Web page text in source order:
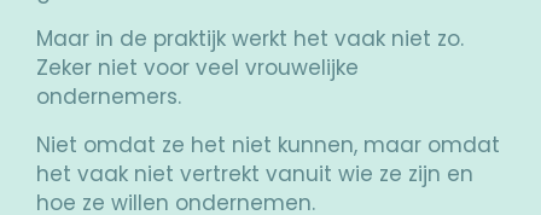
Maar in de praktijk werkt het vaak niet zo.
Zeker niet voor veel vrouwelijke
ondernemers.
Niet omdat ze het niet kunnen, maar omdat
het vaak niet vertrekt vanuit wie ze zijn en
hoe ze willen ondernemen.